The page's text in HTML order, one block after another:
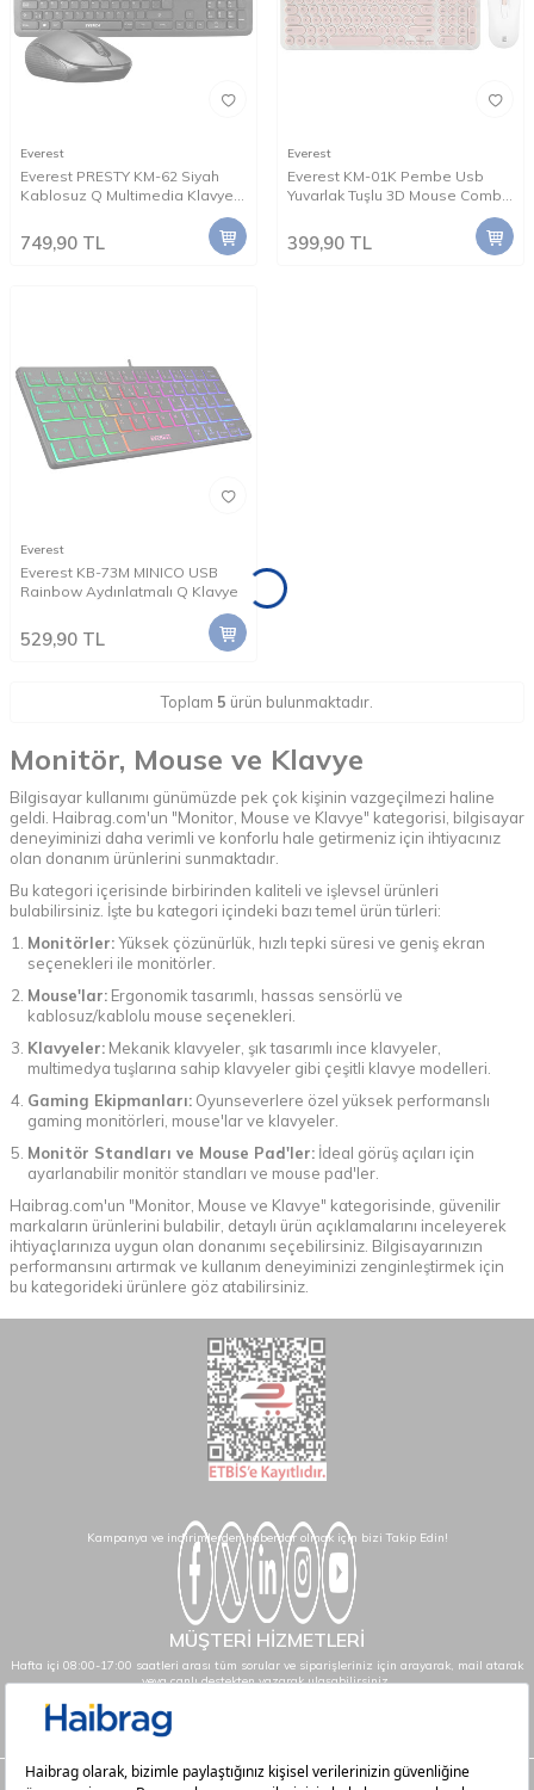
Everest
Everest PRESTY KM-62 Siyah
Kablosuz Q Multimedia Klavye +
749,90 TL
Everest
Everest KM-01K Pembe Usb
Yuvarlak Tuşlu 3D Mouse Combo
LC Layout Klavye + Mouse Set
399,90 TL
Everest
Everest KB-73M MINICO USB
Rainbow Aydınlatmalı Q Klavye
529,90 TL
Toplam 5 ürün bulunmaktadır.
Monitör, Mouse ve Klavye
Bilgisayar kullanımı günümüzde pek çok kişinin vazgeçilmezi haline
geldi. Haibrag.com'un "Monitor, Mouse ve Klavye" kategorisi, bilgisayar
deneyiminizi daha verimli ve konforlu hale getirmeniz için ihtiyacınız
olan donanım ürünlerini sunmaktadır.
Bu kategori içerisinde birbirinden kaliteli ve işlevsel ürünleri
bulabilirsiniz. İşte bu kategori içindeki bazı temel ürün türleri:
Monitörler:Yüksek çözünürlük, hızlı tepki süresi ve geniş ekran
seçenekleri ile monitörler.
Mouse'lar: Ergonomik tasarımlı, hassas sensörlü ve
kablosuz/kablolu mouse seçenekleri.
Klavyeler: Mekanik klavyeler, şık tasarımlı ince klavyeler,
multimedya tuşlarına sahip klavyeler gibi çeşitli klavye modelleri.
Gaming Ekipmanları: Oyunseverlere özel yüksek performanslı
gaming monitörleri, mouse'lar ve klavyeler.
Monitör Standları ve Mouse Pad'ler: İdeal görüş açıları için
ayarlanabilir monitör standları ve mouse pad'ler.
Haibrag.com'un "Monitor, Mouse ve Klavye" kategorisinde, güvenilir
markaların ürünlerini bulabilir, detaylı ürün açıklamalarını inceleyerek
ihtiyaçlarınıza uygun olan donanımı seçebilirsiniz. Bilgisayarınızın
performansını artırmak ve kullanım deneyiminizi zenginleştirmek için
bu kategorideki ürünlere göz atabilirsiniz.
Kampanya ve indirimlerden haberdar olmak için bizi Takip Edin!
MÜŞTERİ HİZMETLERİ
Hafta içi 08:00-17:00 saatleri arası tüm sorular ve siparişleriniz için arayarak, mail atarak
veya canlı destekten yazarak ulaşabilirsiniz.
info@haibrag.com - 0850 532 43 23